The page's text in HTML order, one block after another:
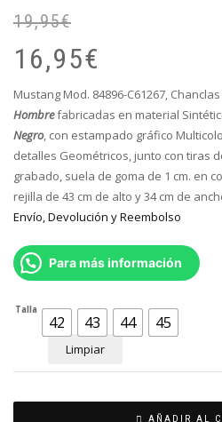
19,95€
16,95€
Mustang Mod. 84896-C61267,
Hombrefabricadas en material
Negro, con estampado gráfico
detalles Geométricos, junto con tiras
grabado, suela de goma de 1 cm. en
rejilla de 43 cm de alto y 34 cm de
Envío, Devolución y Reembolso
Para más información
Talla
42 43 44 45
Limpiar
AÑADIR AL